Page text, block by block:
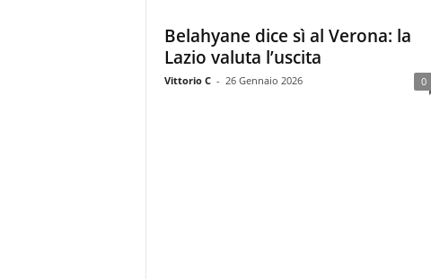
Belahyane dice sì al Verona: la
Lazio valuta l’uscita
Vittorio C - 26 Gennaio 2026 0